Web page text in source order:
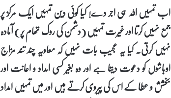
اب تمہیں اللہ ہی اجر دے! کیا کوئی دین تمہیں ایک مرکز پر
جمع نہیں کرتا اور غیرت تمہیں (دشمن کی روک تھام پر) آمادہ
نہیں کرتی۔ کیا یہ عجیب بات نہیں کہ معاویہ چند تند مزاج
اوباشوں کو دعوت دیتا ہے اور وہ بغیر کسی امداد و اعانت اور
بخشش و عطا کے اس کی پیروی کرتے ہیں اور میں تمہیں امداد